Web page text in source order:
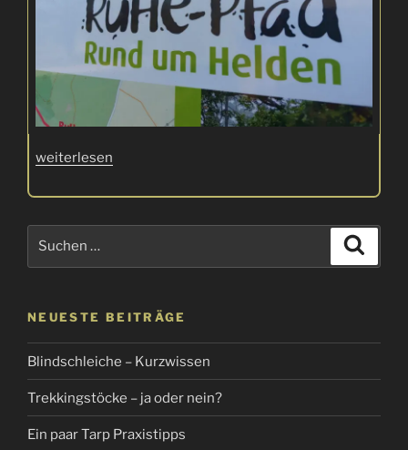
„„RuHe-
–
Meine
ganz
persönliche
weiterlesen
NEUESTE BEITRÄGE
Blindschleiche – Kurzwissen
Trekkingstöcke – ja oder nein?
Ein paar Tarp Praxistipps